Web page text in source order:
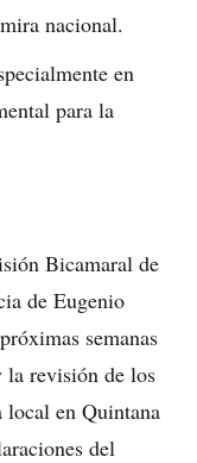
nacional.
en
para la
Bicamaral de
de Eugenio
semanas
la revisión de los
local en Quintana
del